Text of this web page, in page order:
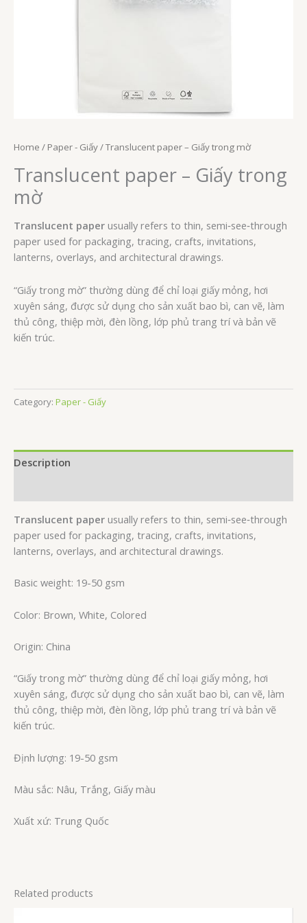
Home / Paper - Giấy/ Translucent paper – Giấy trong mờ
Translucent paper – Giấy trong
mờ
Translucent paper usually refers to thin, semi‑see‑through
paper used for packaging, tracing, crafts, invitations,
lanterns, overlays, and architectural drawings.
“Giấy trong mờ” thường dùng để chỉ loại giấy mỏng, hơi
xuyên sáng, được sử dụng cho sản xuất bao bì, can vẽ, làm
thủ công, thiệp mời, đèn lồng, lớp phủ trang trí và bản vẽ
kiến trúc.
Category: Paper - Giấy
Description
Translucent paper usually refers to thin, semi‑see‑through
paper used for packaging, tracing, crafts, invitations,
lanterns, overlays, and architectural drawings.
Basic weight: 19-50 gsm
Color: Brown, White, Colored
Origin: China
“Giấy trong mờ” thường dùng để chỉ loại giấy mỏng, hơi
xuyên sáng, được sử dụng cho sản xuất bao bì, can vẽ, làm
thủ công, thiệp mời, đèn lồng, lớp phủ trang trí và bản vẽ
kiến trúc.
Định lượng: 19-50 gsm
Màu sắc: Nâu, Trắng, Giấy màu
Xuất xứ: Trung Quốc
Related products